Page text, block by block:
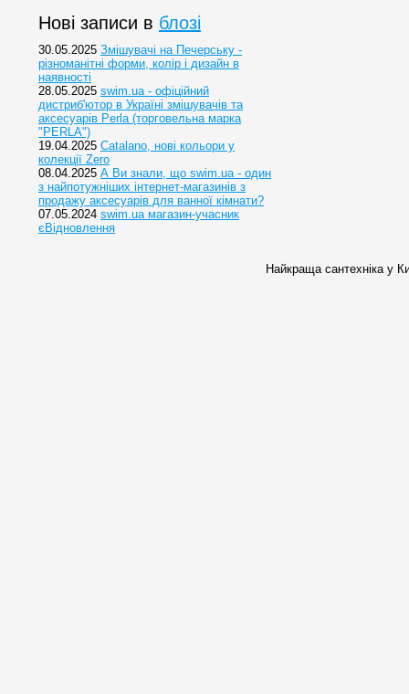
Нові записи в блозі
30.05.2025 Змішувачі на Печерську -
різноманітні форми, колір і дизайн в
наявності
28.05.2025 swim.ua - офіційний
дистриб'ютор в Україні змішувачів та
аксесуарів Perla (торговельна марка
"PERLA")
19.04.2025 Catalano, нові кольори у
колекції Zero
08.04.2025 А Ви знали, що swim.ua - один
з найпотужніших інтернет-магазинів з
продажу аксесуарів для ванної кімнати?
07.05.2024 swim.ua магазин-учасник
єВідновлення
Найкраща сантехніка у